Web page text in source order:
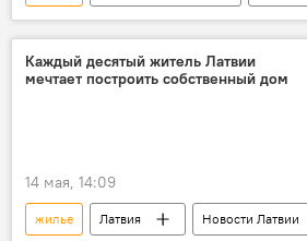
строительство
Каждый десятый житель Латвии
мечтает построить собственный дом
14 мая, 14:09
жилье Латвия
Новости Латвии